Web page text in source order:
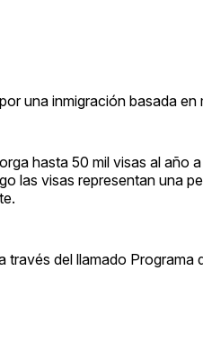
una inmigración basada
hasta 50 mil visas al año
las visas representan una
través del llamado